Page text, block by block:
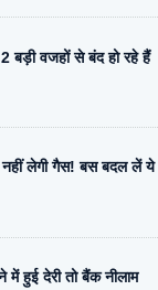
बड़ी वजहों से बंद हो रहे हैं
लेगी गैस! बस बदल लें ये
हुई देरी तो बैंक नीलाम